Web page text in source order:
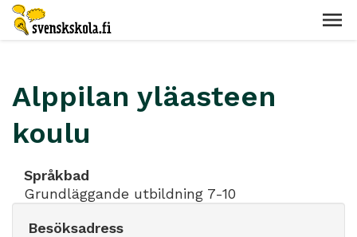
Alppilan yläasteen
koulu
Språkbad
Grundläggande utbildning 7-10
Besöksadress